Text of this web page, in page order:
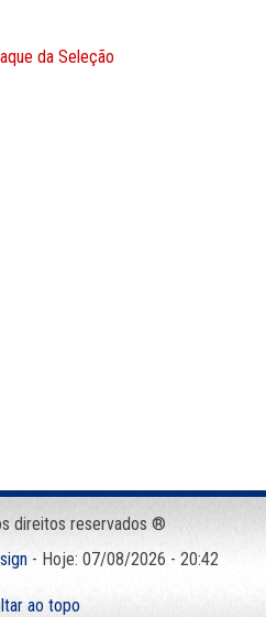
da Seleção
direitos reservados ®
- Hoje: 07/08/2026 - 20:42
ao topo